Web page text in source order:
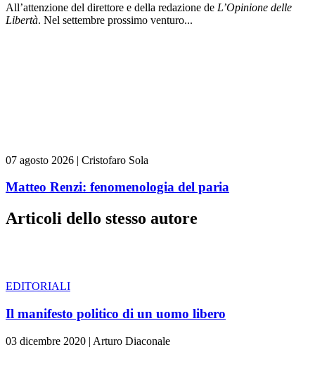
All’attenzione del direttore e della redazione de L’Opinione delle
Libertà. Nel settembre prossimo venturo...
07 agosto 2026 | Cristofaro Sola
Matteo Renzi: fenomenologia del paria
Articoli dello stesso autore
EDITORIALI
Il manifesto politico di un uomo libero
03 dicembre 2020 | Arturo Diaconale